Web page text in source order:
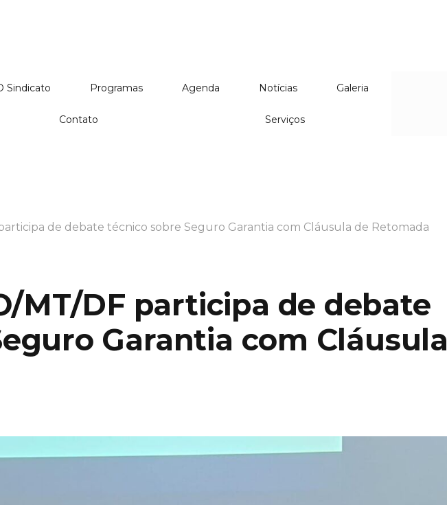
Sindicato Programas Agenda Notícias Galeria
Contato Serviços
de debate técnico sobre Seguro Garantia com Cláusula de Retomada
MT/DF participa de debate
Garantia com Cláusula